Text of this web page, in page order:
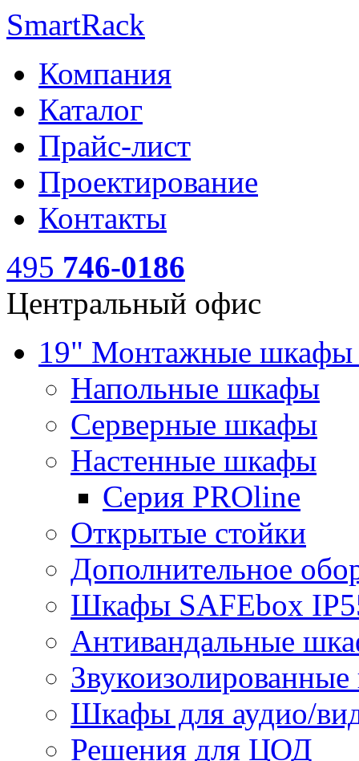
SmartRack
Компания
Каталог
Прайс-лист
Проектирование
Контакты
495 746-0186
Центральный офис
19" Монтажные
Напольные шкафы
Серверные шкафы
Настенные шкафы
Серия PROline
Открытые стойки
Дополнительное
Шкафы SAFEbox
Антивандальные
Шкафы для аудио/
Решения для ЦОД